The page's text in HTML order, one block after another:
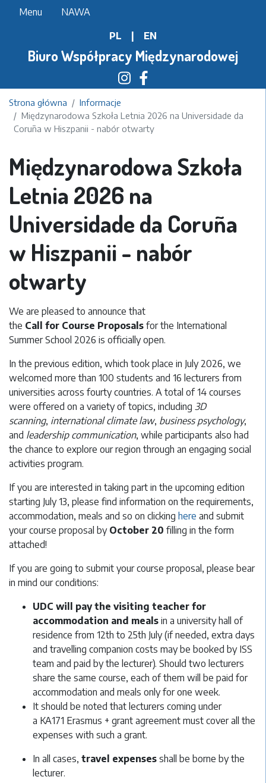
treści
Menu NAWA
Biuro Współpracy Międzynarodowej
PL EN
Strona główna
Informacje
Międzynarodowa Szkoła Letnia 2026 na Universidade da
Coruña w Hiszpanii - nabór otwarty
Międzynarodowa Szkoła
Letnia 2026 na
Universidade da Coruña
w Hiszpanii - nabór
otwarty
We are pleased to announce that
the Call for Course Proposals for the International
Summer School 2026 is officially open.
In the previous edition, which took place in July 2026, we
welcomed more than 100 students and 16 lecturers from
universities across fourty countries. A total of 14 courses
were offered on a variety of topics, including 3D
scanning, international climate law, business psychology,
and leadership communication, while participants also had
the chance to explore our region through an engaging social
activities program.
If you are interested in taking part in the upcoming edition
starting July 13, please find information on the requirements,
accommodation, meals and so on clicking here and submit
your course proposal by October 20 filling in the form
attached!
If you are going to submit your course proposal, please bear
in mind our conditions:
UDC will pay the visiting teacher for
accommodation and meals in a university hall of
residence from 12th to 25th July (if needed, extra days
and travelling companion costs may be booked by ISS
team and paid by the lecturer). Should two lecturers
share the same course, each of them will be paid for
accommodation and meals only for one week.
It should be noted that lecturers coming under
a KA171 Erasmus + grant agreement must cover all the
expenses with such a grant.
In all cases, travel expenses shall be borne by the
lecturer.